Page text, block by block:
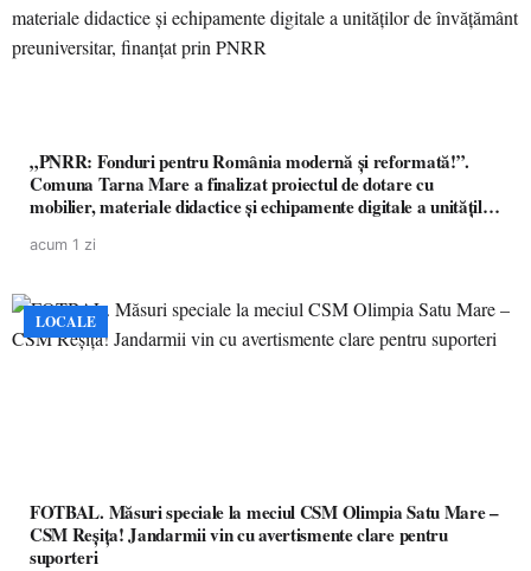
„PNRR: Fonduri pentru România modernă și reformată!”.
Comuna Tarna Mare a finalizat proiectul de dotare cu
mobilier, materiale didactice și echipamente digitale a unităților
acum 1 zi
LOCALE
FOTBAL. Măsuri speciale la meciul CSM Olimpia Satu Mare –
CSM Reșița! Jandarmii vin cu avertismente clare pentru
suporteri